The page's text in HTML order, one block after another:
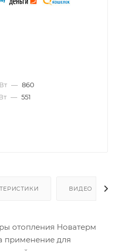
— 860
— 551
ВИДЕО (6)
отопления Новатерм
применение для